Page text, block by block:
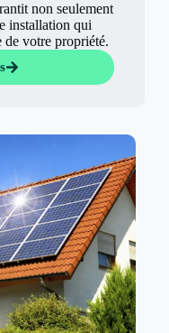
non seulement
installation qui
de votre propriété.